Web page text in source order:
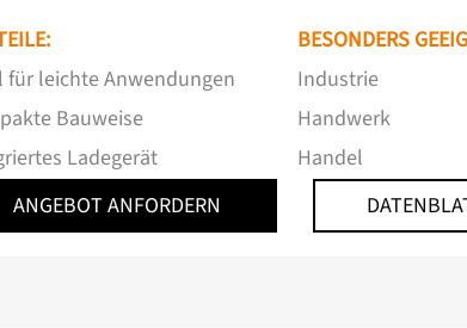
BESONDERS
für leichte Anwendungen
Industrie
Bauweise
Handwerk
Ladegerät
Handel
ANGEBOT ANFORDERN